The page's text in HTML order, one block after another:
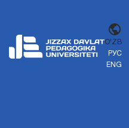
O'ZB
РУС
ENG